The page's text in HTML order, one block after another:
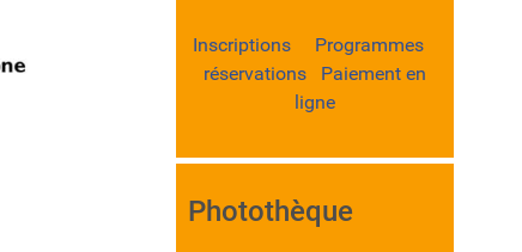
Inscriptions Programmes
réservations Paiement en
ligne
Photothèque